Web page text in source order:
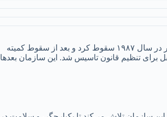
بازارهای اوراق بهادار هنگ کنگ تا سال ۱۹۷۴ قوانین منظمی نداشتند. این بازار در سال ۱۹۸۷ سقوط کرد و بعد از سقوط کمیته
طور رسمی سازمان مستقل برای تنظیم قانون تاسیس شد. این سازمان بعدها